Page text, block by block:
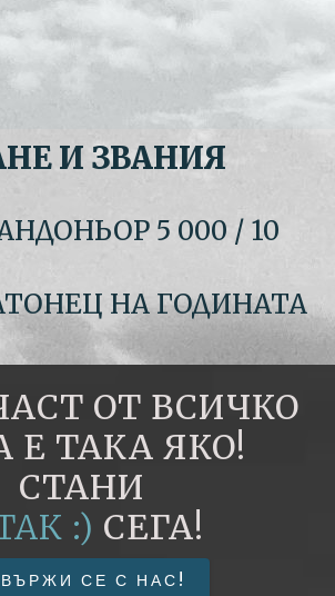
И ЗВАНИЯ
5 000 / 10
НА ГОДИНАТА
ОТ ВСИЧКО
Е ТАКА ЯКО!
СТАНИ
:) СЕГА!
СЕ С НАС!